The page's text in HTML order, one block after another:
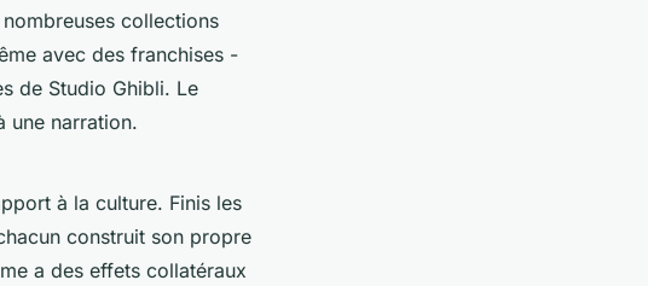
collections
avec des franchises -
de Studio Ghibli. Le
une narration.
à la culture. Finis les
construit son propre
a des effets collatéraux